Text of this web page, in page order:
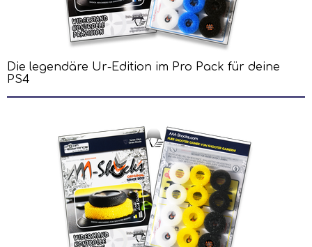
Die legendäre Ur-Edition im Pro Pack für deine
PS4